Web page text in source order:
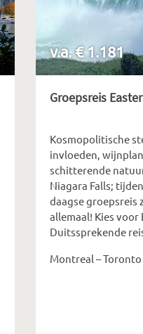
v.a. € 1.181
Groepsreis
Kosmopolitische
invloeden,
schitterende
Niagara Falls;
daagse groepsreis
allemaal! Kies voor
Duitssprekende
Montreal – Toronto